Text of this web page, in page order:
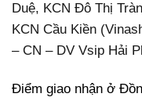
Duệ, KCN Đô Thị
KCN Cầu Kiền
– CN – DV Vsip Hải
Điểm giao nhận ở